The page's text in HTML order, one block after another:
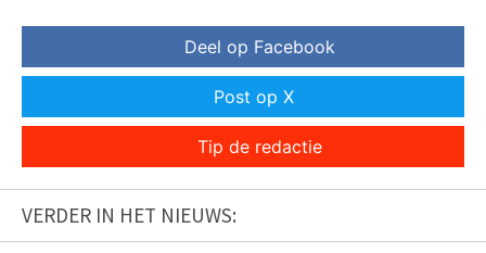
Deel op Facebook
Post op X
Tip de redactie
VERDER IN HET NIEUWS: